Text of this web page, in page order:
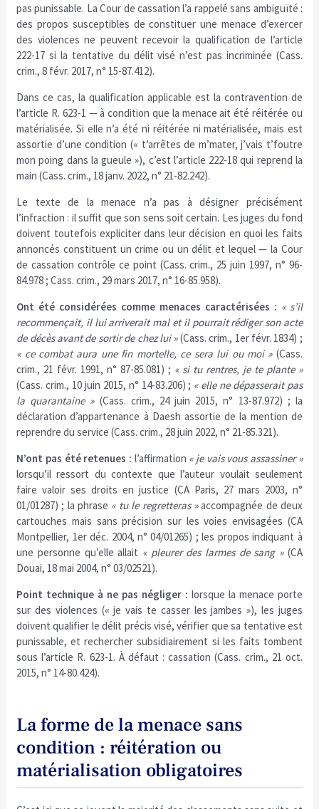
pas punissable. La Cour de cassation l’a rappelé sans ambiguïté :
des propos susceptibles de constituer une menace d’exercer
des violences ne peuvent recevoir la qualification de l’article
222-17 si la tentative du délit visé n’est pas incriminée (Cass.
crim., 8 févr. 2017, n° 15-87.412).
Dans ce cas, la qualification applicable est la contravention de
l’article R. 623-1 — à condition que la menace ait été réitérée ou
matérialisée. Si elle n’a été ni réitérée ni matérialisée, mais est
assortie d’une condition (« t’arrêtes de m’mater, j’vais t’foutre
mon poing dans la gueule »), c’est l’article 222-18 qui reprend la
main (Cass. crim., 18 janv. 2022, n° 21-82.242).
Le texte de la menace n’a pas à désigner précisément
l’infraction : il suffit que son sens soit certain. Les juges du fond
doivent toutefois expliciter dans leur décision en quoi les faits
annoncés constituent un crime ou un délit et lequel — la Cour
de cassation contrôle ce point (Cass. crim., 25 juin 1997, n° 96-
84.978 ; Cass. crim., 29 mars 2017, n° 16-85.958).
Ont été considérées comme menaces caractérisées : « s’il
recommençait, il lui arriverait mal et il pourrait rédiger son acte
de décès avant de sortir de chez lui »(Cass. crim., 1er févr. 1834) ;
« ce combat aura une fin mortelle, ce sera lui ou moi »(Cass.
crim., 21 févr. 1991, n° 87-85.081) ; « si tu rentres, je te plante »
(Cass. crim., 10 juin 2015, n° 14-83.206) ; « elle ne dépasserait pas
la quarantaine »(Cass. crim., 24 juin 2015, n° 13-87.972) ; la
déclaration d’appartenance à Daesh assortie de la mention de
reprendre du service (Cass. crim., 28 juin 2022, n° 21-85.321).
N’ont pas été retenues : l’affirmation « je vais vous assassiner »
lorsqu’il ressort du contexte que l’auteur voulait seulement
faire valoir ses droits en justice (CA Paris, 27 mars 2003, n°
01/01287) ; la phrase « tu le regretteras »accompagnée de deux
cartouches mais sans précision sur les voies envisagées (CA
Montpellier, 1er déc. 2004, n° 04/01265) ; les propos indiquant à
une personne qu’elle allait « pleurer des larmes de sang »(CA
Douai, 18 mai 2004, n° 03/02521).
Point technique à ne pas négliger : lorsque la menace porte
sur des violences (« je vais te casser les jambes »), les juges
doivent qualifier le délit précis visé, vérifier que sa tentative est
punissable, et rechercher subsidiairement si les faits tombent
sous l’article R. 623-1. À défaut : cassation (Cass. crim., 21 oct.
2015, n° 14-80.424).
La forme de la menace sans
condition : réitération ou
matérialisation obligatoires